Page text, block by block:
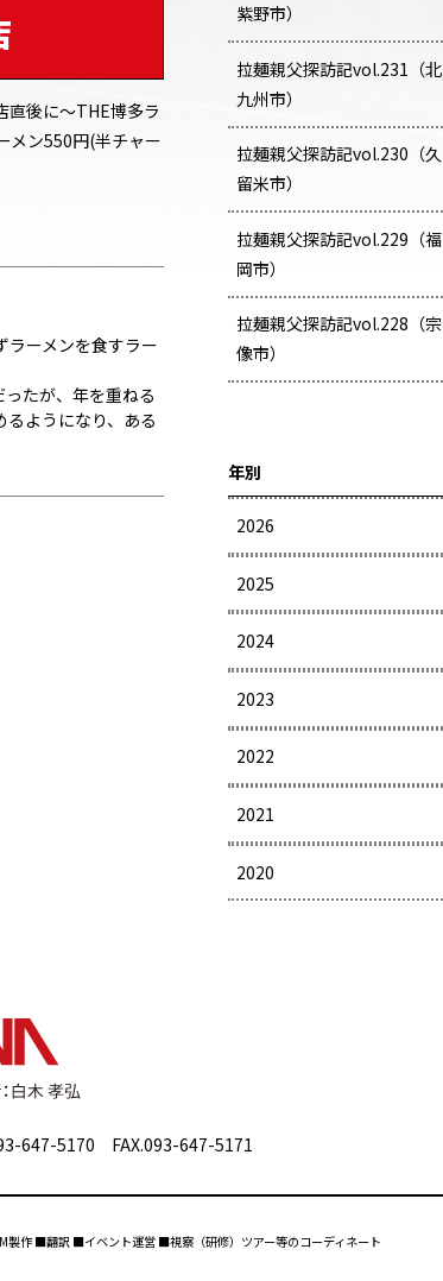
直後に～THE博多ラ
メン550円(半チャー
ラーメンを食すラー
たが、年を重ねる
ようになり、ある
紫野市）
拉麺親父探訪記vol.231（北
九州市）
拉麺親父探訪記vol.230（久
留米市）
拉麺親父探訪記vol.229（福
岡市）
拉麺親父探訪記vol.228（宗
像市）
年別
2026
2025
2024
2023
2022
2021
2020
647-5170 FAX.093-647-5171
作 ■翻訳 ■イベント運営 ■視察（研修）ツアー等のコーディネート